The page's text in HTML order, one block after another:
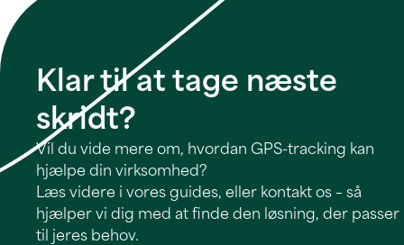
Klar til at tage næste
skridt?
Vil du vide mere om, hvordan GPS-tracking kan
hjælpe din virksomhed?
Læs videre i vores guides, eller kontakt os – så
hjælper vi dig med at finde den løsning, der passer
til jeres behov.